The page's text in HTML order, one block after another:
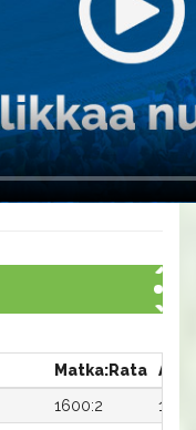
Matka:Rata
Aika
1600:2
12,2a